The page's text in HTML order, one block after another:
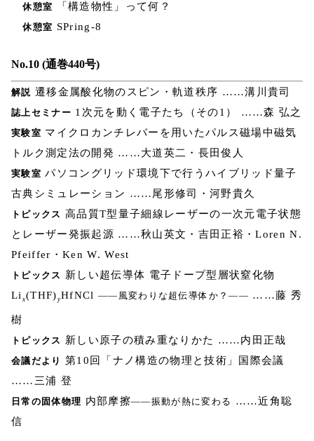
休憩室 「構造物性」って何？
休憩室 SPring-8
No.10 (通巻440号)
解説 遷移金属酸化物のスピン・軌道秩序 ……溝川貴司
誌上セミナー 1次元を動く電子たち（その1） ……森 弘之
実験室 マイクロカンチレバーを用いたパルス磁場中磁気
トルク測定法の開発 ……大道英二・長田俊人
実験室 パソコングリッド環境下で行うハイブリッド量子
古典シミュレーション ……尾形修司・河野貴久
トピックス 高品質T型量子細線レーザーの一次元電子状態
とレーザー発振起源 ……秋山英文・吉田正裕・Loren N.
Pfeiffer・Ken W. West
トピックス 新しい超伝導体 電子ドープ型層状窒化物
Li x(THF) yHfNCl ――風変わりな超伝導体か？―― ……藤 秀
樹
トピックス 新しい原子の積み重なりかた ……内田正哉
会議だより 第10回「ナノ構造の物理と技術」国際会議
……三浦 登
日常の固体物理 内部摩擦――振動が熱に変わる ……近角聡
信